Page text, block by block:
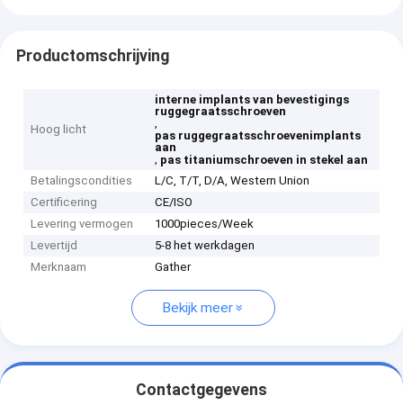
Productomschrijving
Hoog licht
interne implants van bevestigings
ruggegraatsschroeven
,
pas ruggegraatsschroevenimplants
aan
, pas titaniumschroeven in stekel aan
Betalingscondities
L/C, T/T, D/A, Western Union
Certificering
CE/ISO
Levering vermogen
1000pieces/Week
Levertijd
5-8 het werkdagen
Merknaam
Gather
Bekijk meer
Contactgegevens